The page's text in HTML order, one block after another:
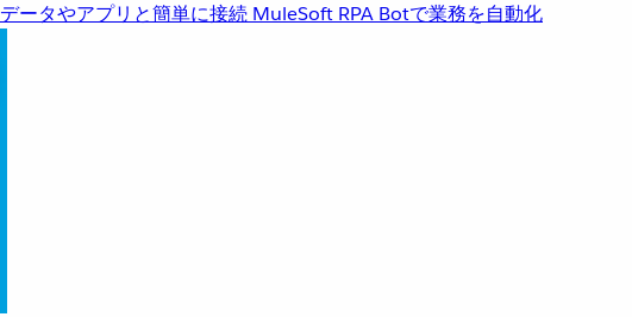
データやアプリと簡単に接続 MuleSoft RPA Botで業務を自動化